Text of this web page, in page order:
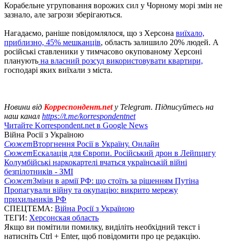
Корабельне угруповання ворожих сил у Чорному морі змін не
зазнало, але загрози зберігаються.
Нагадаємо, раніше повідомлялося, що з Херсона виїхало,
приблизно, 45% мешканців, область залишило 20% людей. А
російські ставленики у тимчасово окупованому Херсоні
планують на власний розсуд використовувати квартири,
господарі яких виїхали з міста.
Новини від Корреспондент.netу Telegram. Підписуйтесь на
наш канал https://t.me/korrespondentnet
Читайте Korrespondent.net в Google News
Війна Росії з Україною
СюжетВторгнення Росії в Україну. Онлайн
СюжетЕскалація для Європи. Російський дрон в Лейпцигу
Колумбійські наркокартелі вчаться українській війні
безпілотників - ЗМІ
СюжетЗміни в армії РФ: що стоїть за рішенням Путіна
Пропагували війну та окупацію: викрито мережу
прихильників РФ
СПЕЦТЕМА: Війна Росії з Україною
ТЕГИ: Херсонская область
Якщо ви помітили помилку, виділіть необхідний текст і
натисніть Ctrl + Enter, щоб повідомити про це редакцію.